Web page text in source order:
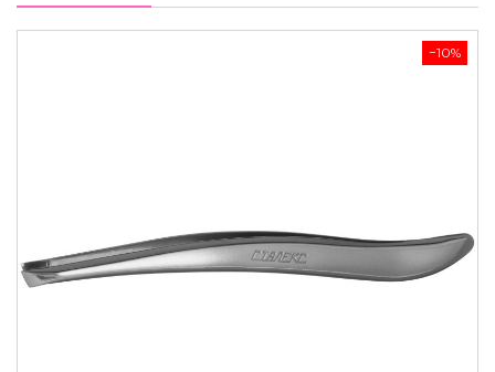
−10%